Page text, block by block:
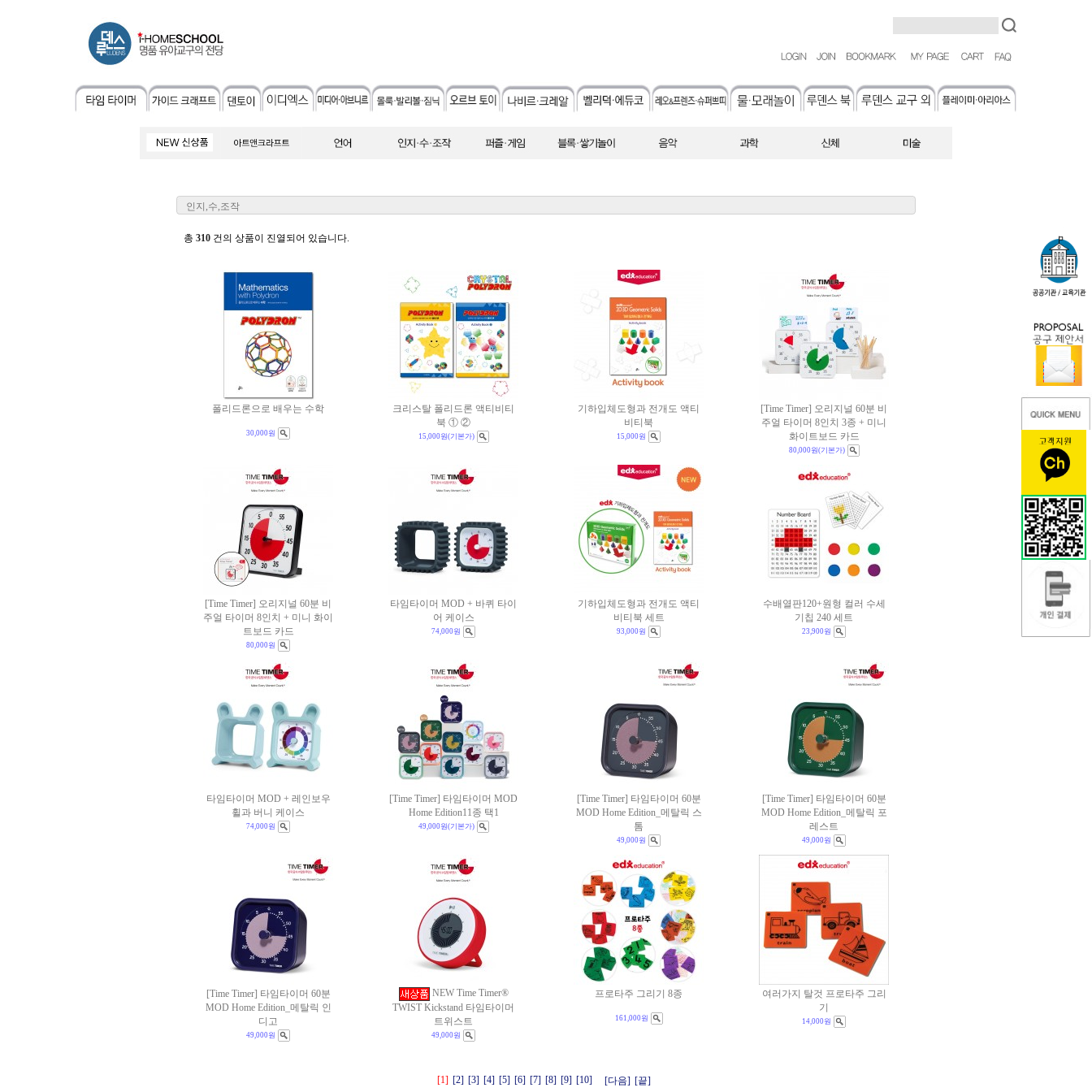
인지,수,조작
총 310 건의 상품이 진열되어 있습니다.
폴리드론으로 배우는 수학
30,000원
크리스탈 폴리드론 액티비티
북 ① ②
15,000원(기본가)
기하입체도형과 전개도 액티
비티북
15,000원
[Time Timer] 오리지널 60분 비
주얼 타이머 8인치 3종 + 미니
화이트보드 카드
80,000원(기본가)
[Time Timer] 오리지널 60분 비
주얼 타이머 8인치 + 미니 화이
트보드 카드
80,000원
타임타이머 MOD + 바퀴 타이
어 케이스
74,000원
기하입체도형과 전개도 액티
비티북 세트
93,000원
수배열판120+원형 컬러 수세
기칩 240 세트
23,900원
타임타이머 MOD + 레인보우
휠과 버니 케이스
74,000원
[Time Timer] 타임타이머 MOD
Home Edition11종 택1
49,000원(기본가)
[Time Timer] 타임타이머 60분
MOD Home Edition_메탈릭 스
톰
49,000원
[Time Timer] 타임타이머 60분
MOD Home Edition_메탈릭 포
레스트
49,000원
[Time Timer] 타임타이머 60분
MOD Home Edition_메탈릭 인
디고
49,000원
NEW Time Timer®
TWIST Kickstand 타임타이머
트위스트
49,000원
프로타주 그리기 8종
161,000원
여러가지 탈것 프로타주 그리
기
14,000원
[1] [2] [3] [4] [5] [6] [7] [8] [9] [10] [다음] [끝]